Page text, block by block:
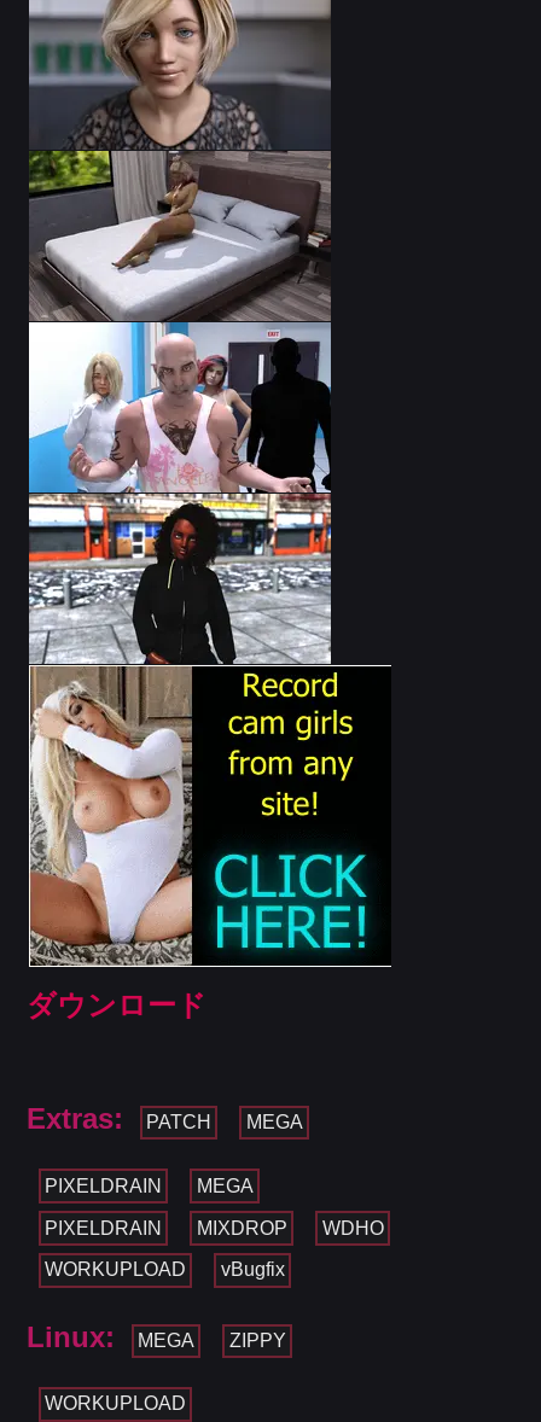
ダウンロード
Extras: PATCH MEGA
PIXELDRAIN MEGA
PIXELDRAIN MIXDROP WDHO
WORKUPLOAD vBugfix
Linux: MEGA ZIPPY
WORKUPLOAD